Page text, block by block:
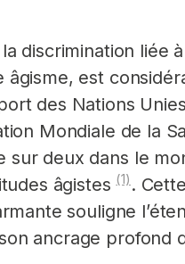
discrimination liée à
âgisme, est
des Nations
Mondiale de la
sur deux dans le
âgistes(1). Cette
souligne
ancrage profond